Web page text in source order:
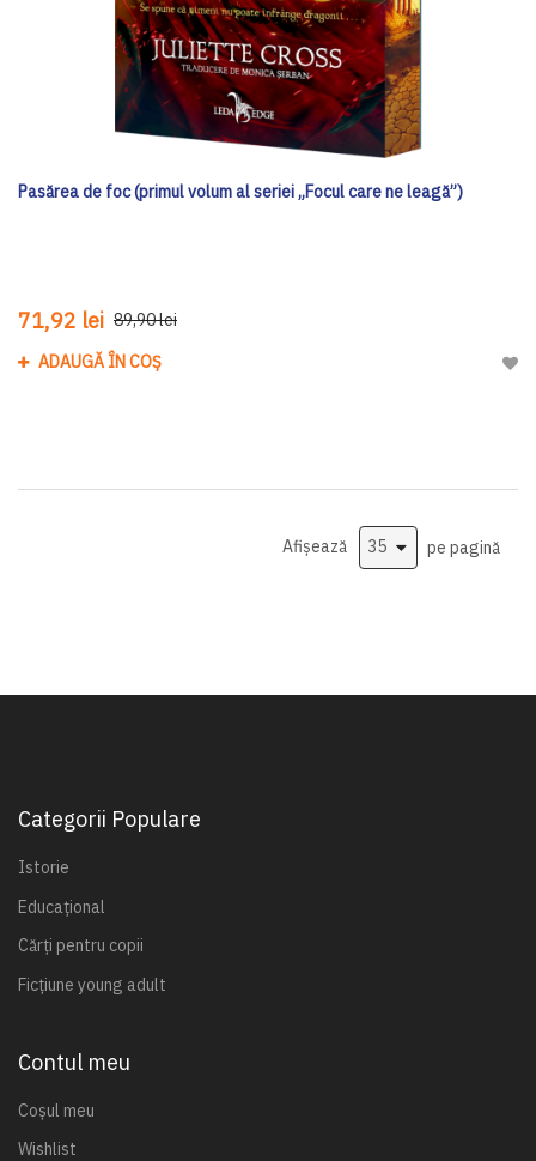
Pasărea de foc (primul volum al seriei „Focul care ne leagă”)
71,92 lei 89,90 lei
ADAUGĂ ÎN COȘ
Afișează pe pagină
Categorii Populare
Istorie
Educațional
Cărți pentru copii
Ficțiune young adult
Contul meu
Coșul meu
Wishlist